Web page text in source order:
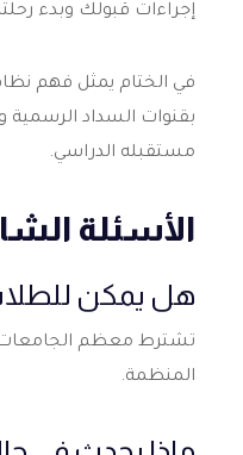
إجراءات قبولك وبدء
في الختام يمثل فهم
بقنوات السداد الرسمية
مستقبله الدراسي.
الأسئلة
هل يمكن
تشترط معظم الجامعات
المنظمة.